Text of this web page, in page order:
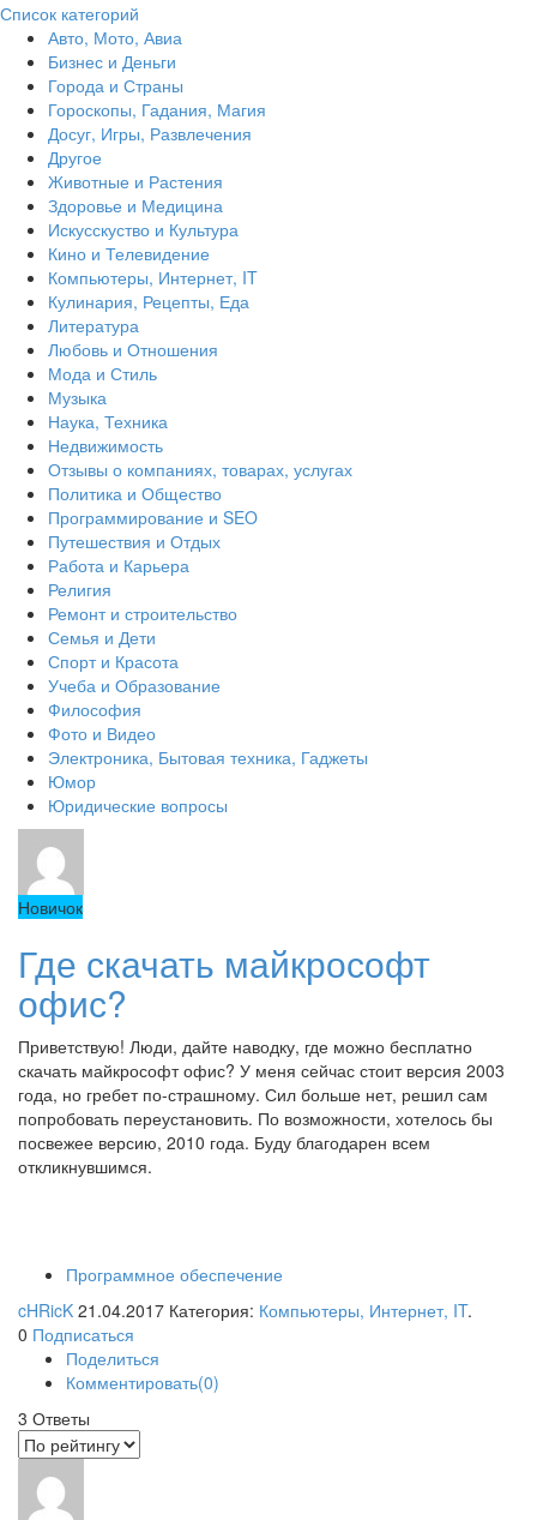
Список категорий
Авто, Мото, Авиа
Бизнес и Деньги
Города и Страны
Гороскопы, Гадания, Магия
Досуг, Игры, Развлечения
Другое
Животные и Растения
Здоровье и Медицина
Искусскуство и Культура
Кино и Телевидение
Компьютеры, Интернет, IT
Кулинария, Рецепты, Еда
Литература
Любовь и Отношения
Мода и Стиль
Музыка
Наука, Техника
Недвижимость
Отзывы о компаниях, товарах, услугах
Политика и Общество
Программирование и SEO
Путешествия и Отдых
Работа и Карьера
Религия
Ремонт и строительство
Семья и Дети
Спорт и Красота
Учеба и Образование
Философия
Фото и Видео
Электроника, Бытовая техника, Гаджеты
Юмор
Юридические вопросы
Новичок
Где скачать майкрософт
офис?
Приветствую! Люди, дайте наводку, где можно бесплатно
скачать майкрософт офис? У меня сейчас стоит версия 2003
года, но гребет по-страшному. Сил больше нет, решил сам
попробовать переустановить. По возможности, хотелось бы
посвежее версию, 2010 года. Буду благодарен всем
откликнувшимся.
Программное обеспечение
cHRicK 21.04.2017 Категория: Компьютеры, Интернет, IT.
0 Подписаться
Поделиться
Комментировать(0)
3 Ответы